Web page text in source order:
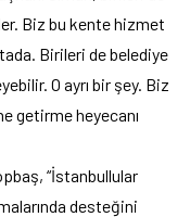
Biz bu kente hizmet
Birileri de belediye
O ayrı bir şey. Biz
getirme heyecanı
“İstanbullular
desteğini